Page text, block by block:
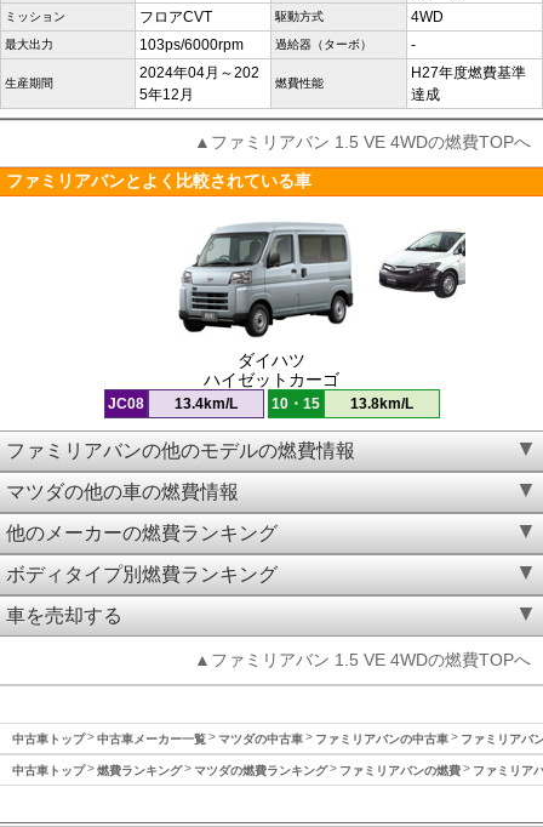
ミッション フロアCVT 駆動方式 4WD
最大出力 103ps/6000rpm 過給器（ターボ） -
生産期間
2024年04月～202
5年12月
燃費性能
H27年度燃費基準
達成
▲ファミリアバン 1.5 VE 4WDの燃費TOPへ
ファミリアバンとよく比較されている車
ダイハツ
ハイゼットカーゴ
JC08 13.4km/L 10・15 13.8km/L
ファミリアバンの他のモデルの燃費情報
マツダの他の車の燃費情報
他のメーカーの燃費ランキング
ボディタイプ別燃費ランキング
車を売却する
▲ファミリアバン 1.5 VE 4WDの燃費TOPへ
中古車トップ 中古車メーカー一覧 マツダの中古車 ファミリアバンの中古車 ファミリアバ
中古車トップ 燃費ランキング マツダの燃費ランキング ファミリアバンの燃費 ファミリア